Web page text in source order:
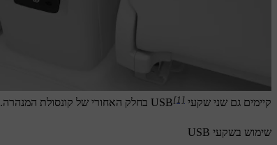
קיימים גם שני שקעי USB [1] בחלק האחורי של קונסולת המנהרה.
שימוש בשקעי USB